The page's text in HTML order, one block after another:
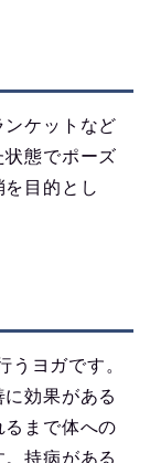
ケットなど
態でポーズ
目的とし
ヨガです。
効果がある
るまで体への
持病がある